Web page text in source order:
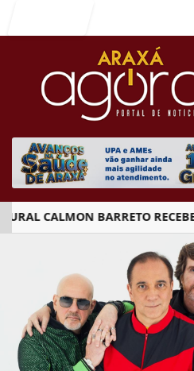
CALMON BARRETO RECEBE A